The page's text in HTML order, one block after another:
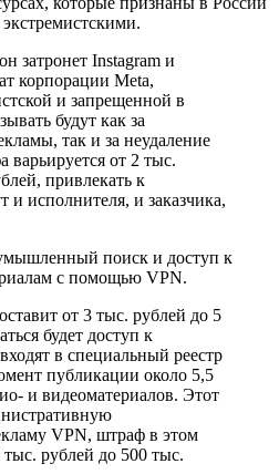
затронет Instagram и
корпорации Meta,
и запрещенной в
будут как за
так и за неудаление
варьируется от 2 тыс.
привлекать к
и исполнителя, и заказчика,
поиск и доступ к
c помощью VPN.
от 3 тыс. рублей до 5
будет доступ к
в специальный реестр
публикации около 5,5
и видеоматериалов. Этот
VPN, штраф в этом
тыс. рублей до 500 тыс.